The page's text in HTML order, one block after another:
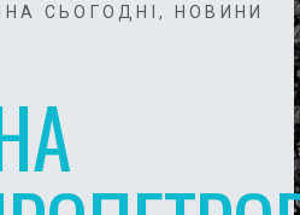
СЬОГОДНІ, НОВИНИ